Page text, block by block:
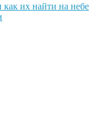
их найти на небе